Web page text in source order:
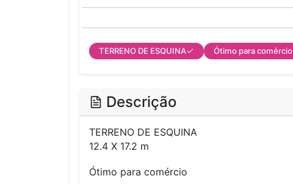
TERRENO DE ESQUINA Ótimo para comércio
Descrição
TERRENO DE ESQUINA
12.4 X 17.2 m
Ótimo para comércio